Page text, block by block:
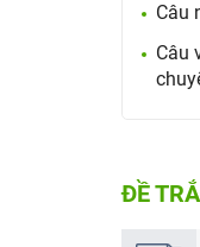
Câu
Câu
ĐỀ